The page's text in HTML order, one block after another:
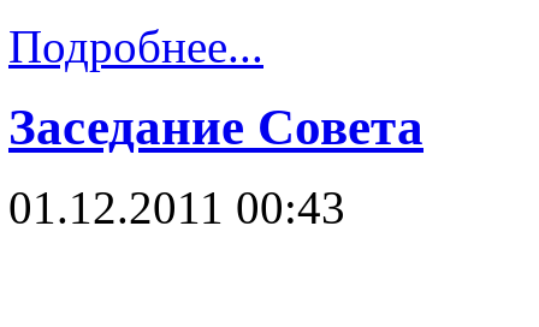
Подробнее...
Заседание Совета
01.12.2011 00:43